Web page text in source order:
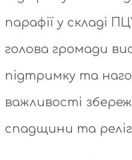
парафії у складі
голова громади
підтримку та
важливості
спадщини та